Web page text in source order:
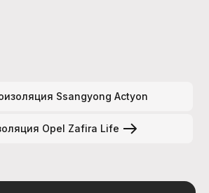
Ssangyong Actyon
Opel Zafira Life